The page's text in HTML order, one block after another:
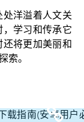
洋溢着人文关
学习和传承它
将更加美丽和
。